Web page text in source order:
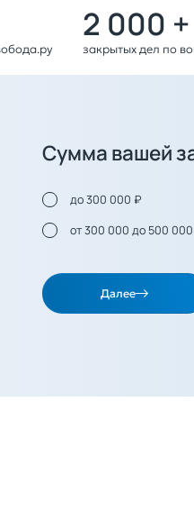
2 000 +
закрытых дел по
Сумма вашей
до 300 000 ₽
от 300 000 до 500
Далее